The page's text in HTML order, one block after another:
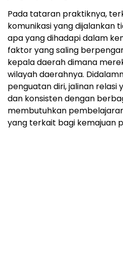
Pada tataran praktiknya,
komunikasi yang dijalankan
apa yang dihadapi dalam
faktor yang saling
kepala daerah dimana
wilayah daerahnya.
penguatan diri, jalinan relasi
dan konsisten dengan
membutuhkan
yang terkait bagi kemajuan